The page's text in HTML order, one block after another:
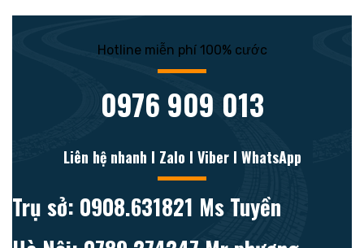
Hotline miễn phí 100% cước
0976 909 013
Liên hệ nhanh l Zalo l Viber l WhatsApp
Trụ sở: 0908.631821 Ms Tuyền